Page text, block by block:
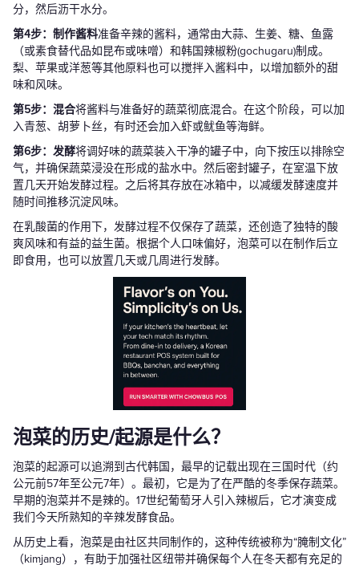
分，然后沥干水分。
第4步：制作酱料准备辛辣的酱料，通常由大蒜、生姜、糖、鱼露
（或素食替代品如昆布或味噌）和韩国辣椒粉(gochugaru)制成。
梨、苹果或洋葱等其他原料也可以搅拌入酱料中，以增加额外的甜
味和风味。
第5步：混合将酱料与准备好的蔬菜彻底混合。在这个阶段，可以加
入青葱、胡萝卜丝，有时还会加入虾或鱿鱼等海鲜。
第6步：发酵将调好味的蔬菜装入干净的罐子中，向下按压以排除空
气，并确保蔬菜浸没在形成的盐水中。然后密封罐子，在室温下放
置几天开始发酵过程。之后将其存放在冰箱中，以减缓发酵速度并
随时间推移沉淀风味。
在乳酸菌的作用下，发酵过程不仅保存了蔬菜，还创造了独特的酸
爽风味和有益的益生菌。根据个人口味偏好，泡菜可以在制作后立
即食用，也可以放置几天或几周进行发酵。
泡菜的历史/起源是什么？
泡菜的起源可以追溯到古代韩国，最早的记载出现在三国时代（约
公元前57年至公元7年）。最初，它是为了在严酷的冬季保存蔬菜。
早期的泡菜并不是辣的。17世纪葡萄牙人引入辣椒后，它才演变成
我们今天所熟知的辛辣发酵食品。
从历史上看，泡菜是由社区共同制作的，这种传统被称为“腌制文化”
（kimjang），有助于加强社区纽带并确保每个人在冬天都有充足的